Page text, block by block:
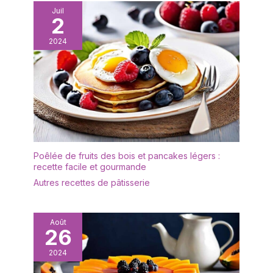
intelligemment l'énergie
de la batterie SONDES
ULTRA-FINE ET EXTRA-
LONGUE : La sonde du
thermomètre est
fabriquée en acier
inoxydable 304 de haute
qualité avec un diamètre
de 8 mm, ce qui fournit la
sensibilité nécessaire
pour des résultats précis
et minimise l'espace
nécessaire pour percer
les aliments. La longueur
profondément au centre
des grands rôtis et des
pains sans brûler votre
peau (NOTE : À
l'exception de la sonde
couvercle transparent qui
vous permet de bien voir
les aliments à l'intérieur
et qui empêche
efficacement la poussière
ou les insectes de
tomber sur les aliments. Il
est idéal pour le thé de
l'après-midi, les fêtes
d'anniversaire et les
repas de famille.
✔[Présentoir à gâteaux
de haute qualité] : le
multifonctionnel est
BPA, sain et écologique,
vous pouvez donc
l'utiliser sans hésitation.
Le présentoir à gâteaux
est transparent et
Juil
2
2024
Poêlée de fruits des bois et pancakes légers :
recette facile et gourmande
Autres recettes de pâtisserie
Août
26
2024